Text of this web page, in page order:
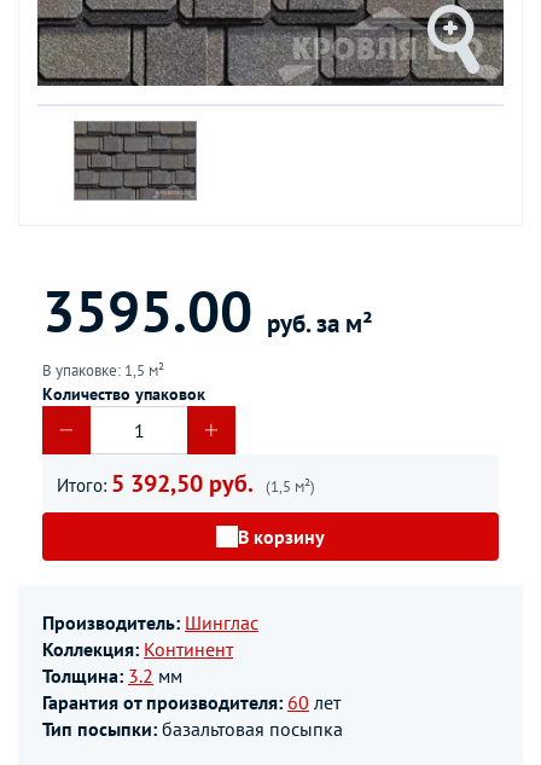
3595.00 руб. за м²
В упаковке: 1,5 м²
Количество упаковок
Итого: 5 392,50 руб. (1,5 м²)
В корзину
Производитель: Шинглас
Коллекция: Континент
Толщина: 3.2 мм
Гарантия от производителя: 60 лет
Тип посыпки: базальтовая посыпка